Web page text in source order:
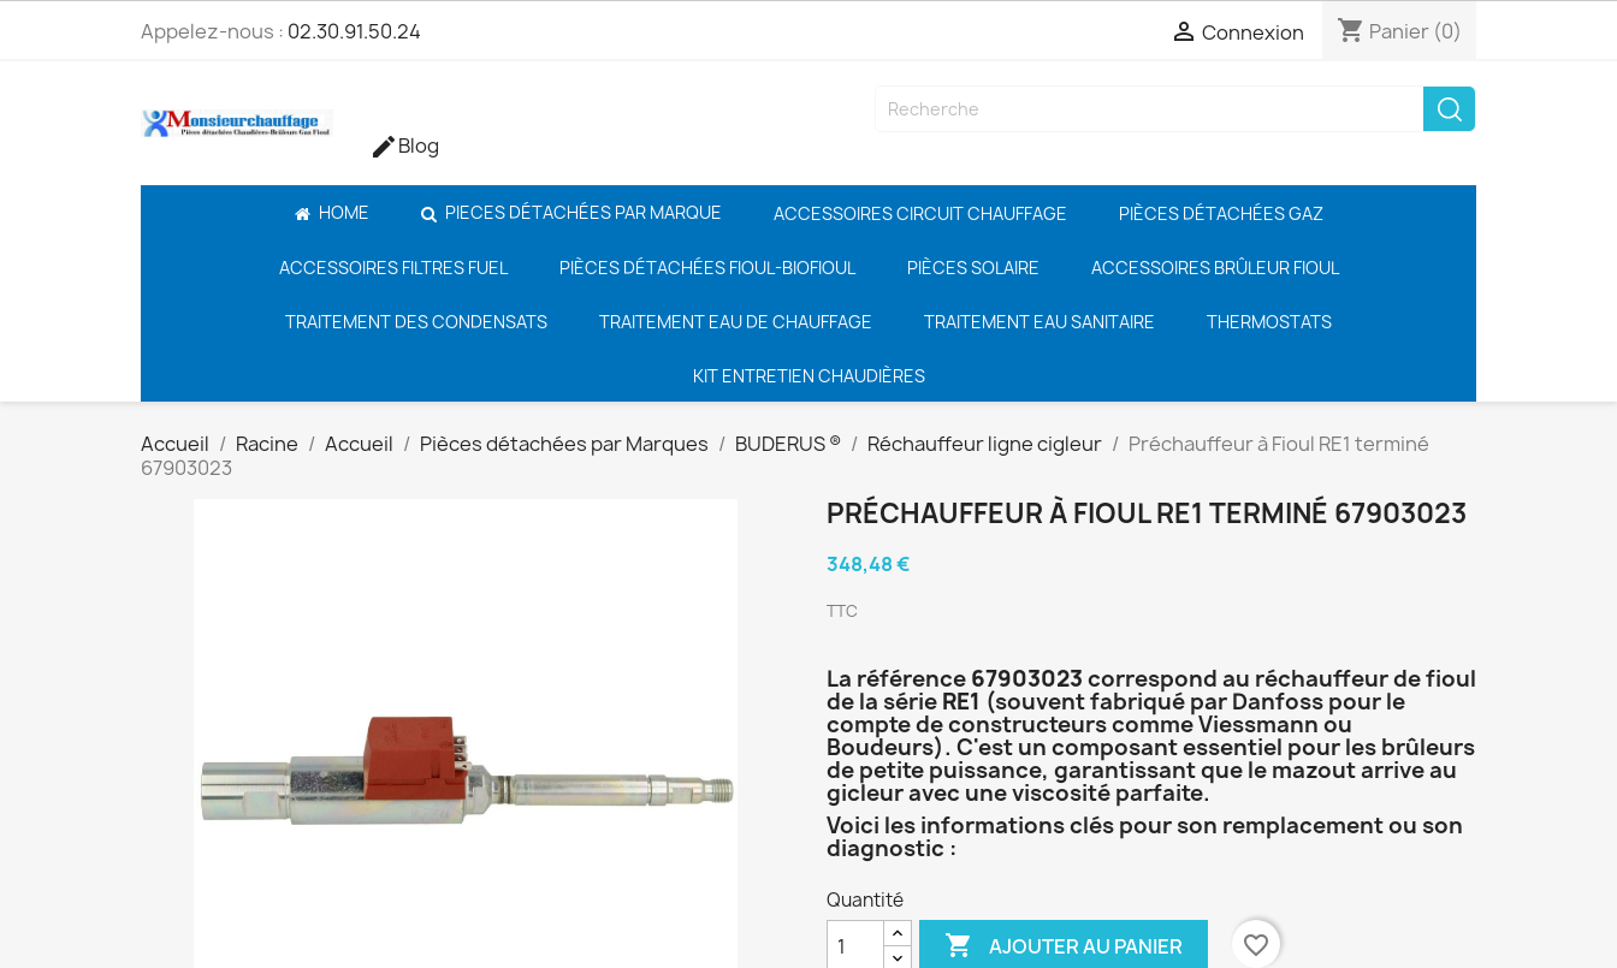
Appelez-nous : 02.30.91.50.24  Connexion shopping_cart Panier (0)
Blog
HOME PIECES DÉTACHÉES PAR MARQUE ACCESSOIRES CIRCUIT CHAUFFAGE PIÈCES DÉTACHÉES GAZ
ACCESSOIRES FILTRES FUEL PIÈCES DÉTACHÉES FIOUL-BIOFIOUL PIÈCES SOLAIRE ACCESSOIRES BRÛLEUR FIOUL
TRAITEMENT DES CONDENSATS TRAITEMENT EAU DE CHAUFFAGE TRAITEMENT EAU SANITAIRE THERMOSTATS
KIT ENTRETIEN CHAUDIÈRES
Accueil Racine Accueil Pièces détachées par Marques BUDERUS ® Réchauffeur ligne cigleur
Préchauffeur à Fioul RE1 terminé
67903023
PRÉCHAUFFEUR À FIOUL RE1 TERMINÉ 67903023
348,48 €
TTC
La référence 67903023 correspond au réchauffeur de fioul
de la série RE1 (souvent fabriqué par Danfoss pour le
compte de constructeurs comme Viessmann ou
Boudeurs). C'est un composant essentiel pour les brûleurs
de petite puissance, garantissant que le mazout arrive au
gicleur avec une viscosité parfaite.
Voici les informations clés pour son remplacement ou son
diagnostic :
Quantité
 AJOUTER AU PANIER
favorite_border